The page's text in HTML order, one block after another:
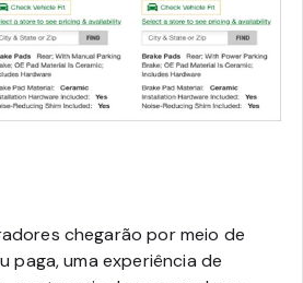
chegarão por meio de
paga, uma experiência de